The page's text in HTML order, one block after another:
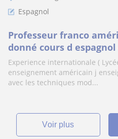
Espagnol
Professeur franco
donné cours d
ligne
Experience internationale (
enseignement américain j
avec les techniques mod...
voir plus